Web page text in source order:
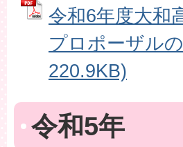
令和6年度大和
プロポーザル
220.9KB)
令和5年